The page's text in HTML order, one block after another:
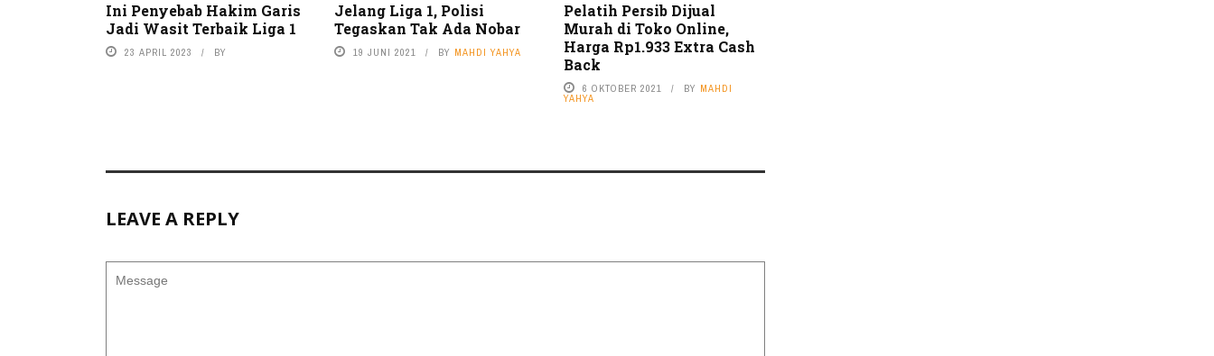
Ini Penyebab Hakim Garis
Jadi Wasit Terbaik Liga 1
23 APRIL 2023 BY
Jelang Liga 1, Polisi
Tegaskan Tak Ada Nobar
19 JUNI 2021 BY MAHDI YAHYA
Pelatih Persib Dijual
Murah di Toko Online,
Harga Rp1.933 Extra Cash
Back
6 OKTOBER 2021 BY MAHDI
YAHYA
LEAVE A REPLY